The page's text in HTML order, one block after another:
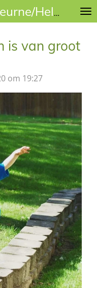
Kindbegeleiding Deurne/Helmond
is van groot
om 19:27